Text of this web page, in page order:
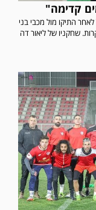
קדימה"
התיקו מול מכבי בני
שחקניו של ליאור דה